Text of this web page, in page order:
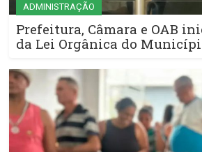
ADMINISTRAÇÃO
Prefeitura, Câmara e OAB
da Lei Orgânica do